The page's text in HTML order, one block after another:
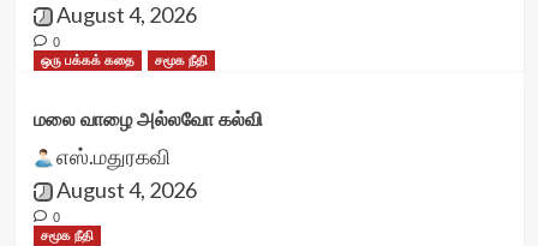
August 4, 2026
0
ஒரு பக்கக் கதை
சமூக நீதி
மலை வாழை அல்லவோ கல்வி
எஸ்.மதுரகவி
August 4, 2026
0
சமூக நீதி